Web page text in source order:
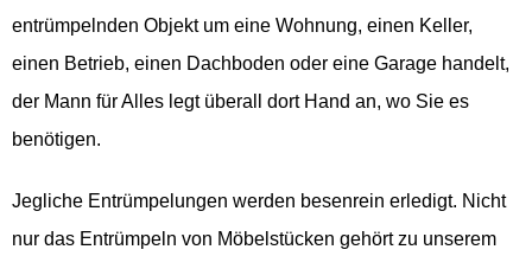
entrümpelnden Objekt um eine Wohnung, einen Keller,
einen Betrieb, einen Dachboden oder eine Garage handelt,
der Mann für Alles legt überall dort Hand an, wo Sie es
benötigen.
Jegliche Entrümpelungen werden besenrein erledigt. Nicht
nur das Entrümpeln von Möbelstücken gehört zu unserem